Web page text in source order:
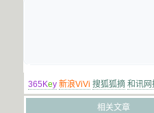
365Key 新浪ViVi 搜狐狐摘 和讯网
相关文章